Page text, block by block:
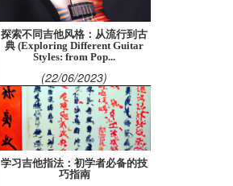
探索不同吉他风格：从流行到古
典 (Exploring Different Guitar
Styles: from Pop...
(22/06/2023)
学习吉他指法：初学者必备的技
巧指南